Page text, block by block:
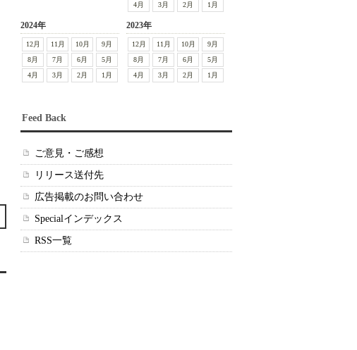
4月
3月 2月 1月
2024年
12月 11月 10月
9月
8月
7月 6月
5月
4月
3月 2月 1月
2023年
12月 11月 10月
9月
8月
7月 6月
5月
4月
3月 2月 1月
Feed Back
ご意見・ご感想
リリース送付先
広告掲載のお問い合わせ
Specialインデックス
RSS一覧